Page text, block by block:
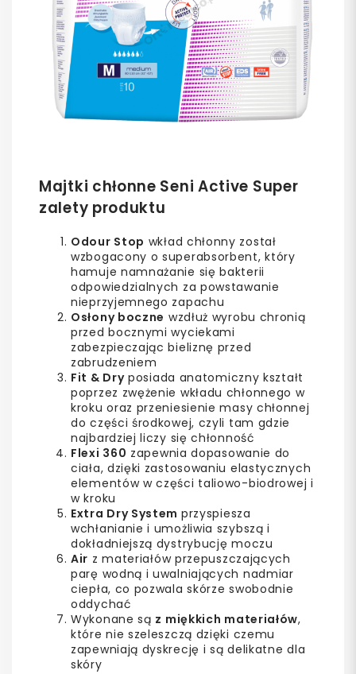
Majtki chłonne Seni Active Super
zalety produktu
Odour Stop wkład chłonny został
wzbogacony o superabsorbent, który
hamuje namnażanie się bakterii
odpowiedzialnych za powstawanie
nieprzyjemnego zapachu
Osłony boczne wzdłuż wyrobu chronią
przed bocznymi wyciekami
zabezpieczając bieliznę przed
zabrudzeniem
Fit & Dryposiada anatomiczny kształt
poprzez zwężenie wkładu chłonnego w
kroku oraz przeniesienie masy chłonnej
do części środkowej, czyli tam gdzie
najbardziej liczy się chłonność
Flexi 360 zapewnia dopasowanie do
ciała, dzięki zastosowaniu elastycznych
elementów w części taliowo-biodrowej i
w kroku
Extra Dry System przyspiesza
wchłanianie i umożliwia szybszą i
dokładniejszą dystrybucję moczu
Air z materiałów przepuszczających
parę wodną i uwalniających nadmiar
ciepła, co pozwala skórze swobodnie
oddychać
Wykonane są z miękkich materiałów,
które nie szeleszczą dzięki czemu
zapewniają dyskrecję i są delikatne dla
skóry